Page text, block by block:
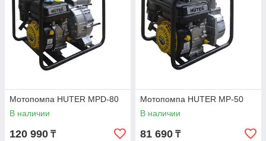
Мотопомпа HUTER MPD-80
В наличии
120 990 ₸
Мотопомпа HUTER MP-50
В наличии
81 690 ₸